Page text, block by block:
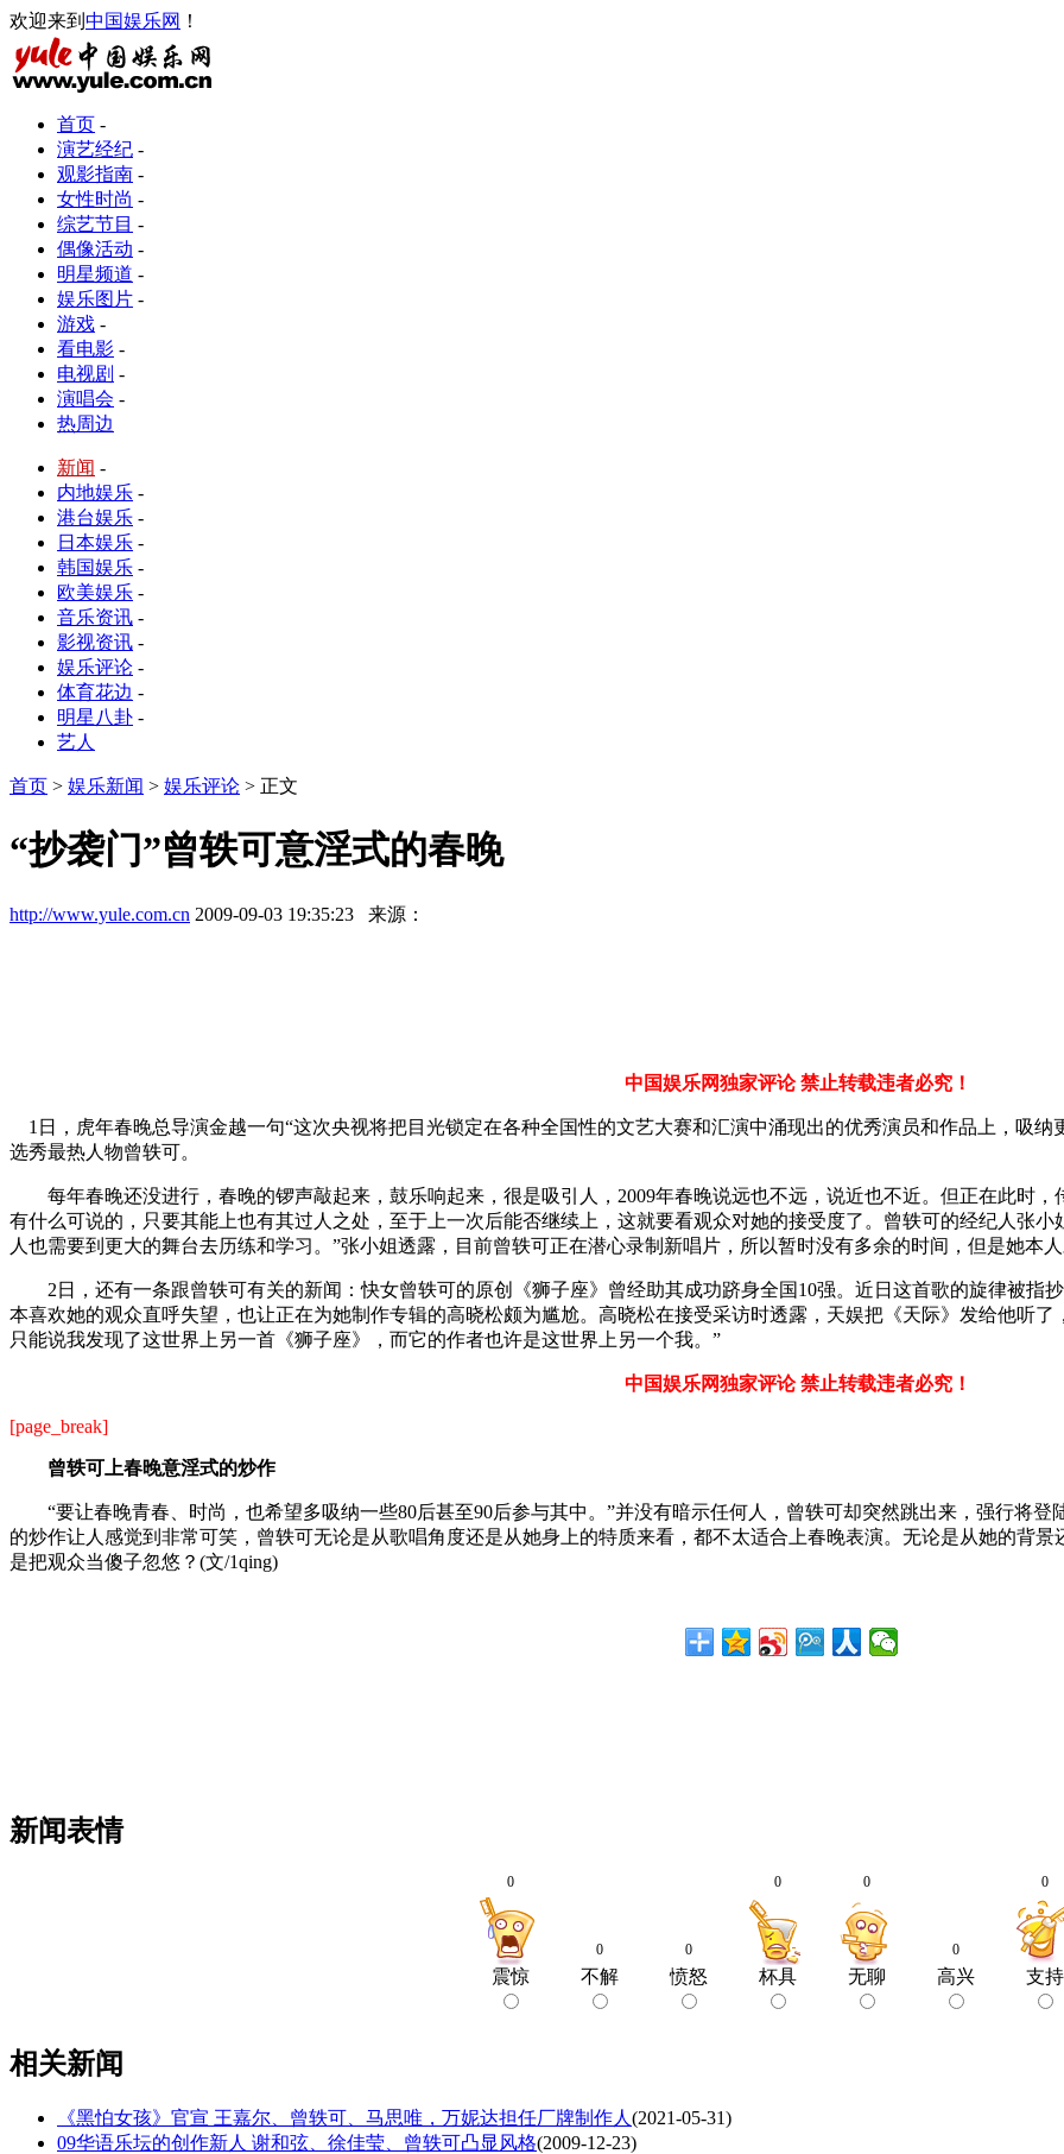
欢迎来到 中国娱乐网 ！
首页 -
演艺经纪 -
观影指南 -
女性时尚 -
综艺节目 -
偶像活动 -
明星频道 -
娱乐图片 -
游戏 -
看电影 -
电视剧 -
演唱会 -
热周边
新闻 -
内地娱乐 -
港台娱乐 -
日本娱乐 -
韩国娱乐 -
欧美娱乐 -
音乐资讯 -
影视资讯 -
娱乐评论 -
体育花边 -
明星八卦 -
艺人
首页 > 娱乐新闻 > 娱乐评论 > 正文
“抄袭门”曾轶可意淫式的春晚
http://www.yule.com.cn 2009-09-03 19:35:23 来源：
中国娱乐网独家评论 禁止转载违者必究！
1日，虎年春晚总导演金越一句“这次央视将把目光锁定在各种全国性的文艺大赛和汇演中涌现出的优秀演员和作品上，吸纳
选秀最热人物曾轶可。
每年春晚还没进行，春晚的锣声敲起来，鼓乐响起来，很是吸引人，2009年春晚说远也不远，说近也不近。但正在此时，
有什么可说的，只要其能上也有其过人之处，至于上一次后能否继续上，这就要看观众对她的接受度了。曾轶可的经纪人张
人也需要到更大的舞台去历练和学习。”张小姐透露，目前曾轶可正在潜心录制新唱片，所以暂时没有多余的时间，但是她本
2日，还有一条跟曾轶可有关的新闻：快女曾轶可的原创《狮子座》曾经助其成功跻身全国10强。近日这首歌的旋律被指
本喜欢她的观众直呼失望，也让正在为她制作专辑的高晓松颇为尴尬。高晓松在接受采访时透露，天娱把《天际》发给他听
只能说我发现了这世界上另一首《狮子座》，而它的作者也许是这世界上另一个我。”
中国娱乐网独家评论 禁止转载违者必究！
[page_break]
曾轶可上春晚意淫式的炒作
“要让春晚青春、时尚，也希望多吸纳一些80后甚至90后参与其中。”并没有暗示任何人，曾轶可却突然跳出来，强行将登
的炒作让人感觉到非常可笑，曾轶可无论是从歌唱角度还是从她身上的特质来看，都不太适合上春晚表演。无论是从她的背
是把观众当傻子忽悠？(文/1qing)
新闻表情
0
震惊
0
不解
0
愤怒
0
杯具
0
无聊
0
高兴
0
支持
相关新闻
《黑怕女孩》官宣 王嘉尔、曾轶可、马思唯，万妮达担任厂牌制作人 (2021-05-31)
09华语乐坛的创作新人 谢和弦、徐佳莹、曾轶可凸显风格(2009-12-23)